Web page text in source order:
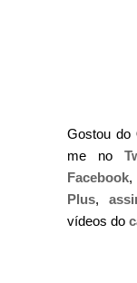
Gostou do
me no
Facebook
Plus,
vídeos do